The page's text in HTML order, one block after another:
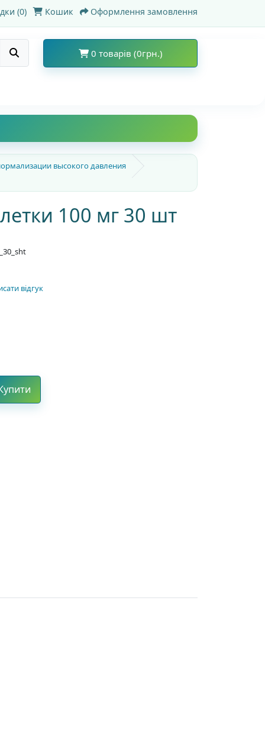
(0) Кошик Оформлення замовлення
0 товарів (0грн.)
высокого давления
100 мг 30 шт
відгук